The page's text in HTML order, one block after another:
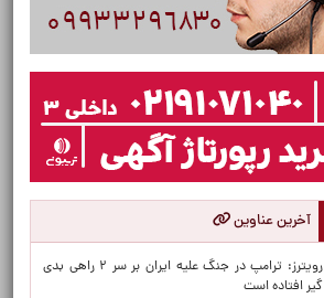
آخرین عناوین
رویترز: ترامپ در جنگ علیه ایران بر سر ۲ راهی بدی
گیر افتاده است